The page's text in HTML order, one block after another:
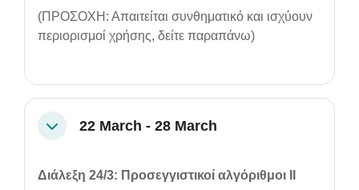
(ΠΡΟΣΟΧΗ: Απαιτείται συνθηματικό και ισχύουν
περιορισμοί χρήσης, δείτε παραπάνω)
Collapse22 March - 28 March
Διάλεξη 24/3: Προσεγγιστικοί αλγόριθμοι ΙΙ